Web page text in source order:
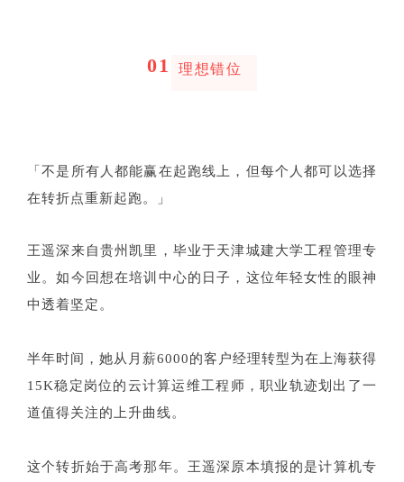
01 理想错位
「不是所有人都能赢在起跑线上，但每个人都可以选择
在转折点重新起跑。
」
王遥深来自贵州凯里，毕业于天津城建大学工程管理专
业。如今回想在培训中心的日子，这位年轻女性的眼神
中透着坚定。
半年时间，她从月薪6000的客户经理转型为在上海获得
15K稳定岗位的云计算运维工程师，职业轨迹划出了一
道值得关注的上升曲线。
这个转折始于高考那年。王遥深原本填报的是计算机专